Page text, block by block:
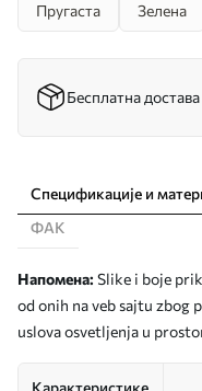
Пругаста Зелена
Бесплатна достава
Спецификације и
ФАК
Напомена: Slike i boje
od onih na veb sajtu zbog
uslova osvetljenja u
Карактеристике